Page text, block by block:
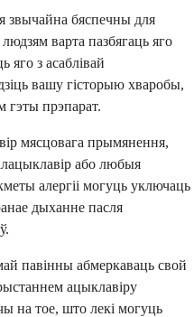
звычайна бяспечны для
варта пазбягаць яго
яго з асаблівай
вашу гісторыю хваробы,
гэты прэпарат.
мясцовага прымянення,
або любыя
алергіі могуць уключаць
дыханне пасля
павінны абмеркаваць свой
ацыклавіру
на тое, што лекі могуць